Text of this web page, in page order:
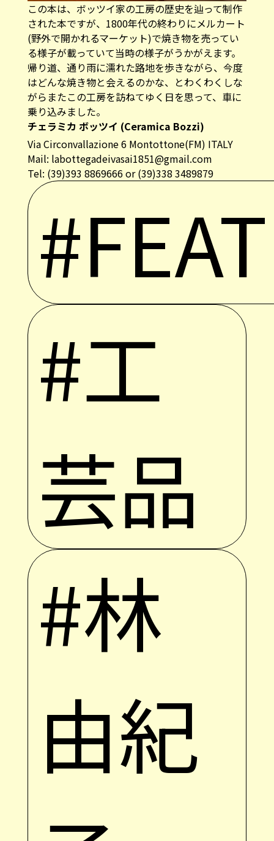
この本は、ボッツイ家の工房の歴史を辿って制作
された本ですが、1800年代の終わりにメルカート
(野外で開かれるマーケット)で焼き物を売ってい
る様子が載っていて当時の様子がうかがえます。
帰り道、通り雨に濡れた路地を歩きながら、今度
はどんな焼き物と会えるのかな、とわくわくしな
がらまたこの工房を訪ねてゆく日を思って、車に
乗り込みました。
チェラミカ ボッツイ (Ceramica Bozzi)
Via Circonvallazione 6 Montottone(FM) ITALY
Mail: labottegadeivasai1851@gmail.com
Tel: (39)393 8869666 or (39)338 3489879
#工
芸品
#林
由紀